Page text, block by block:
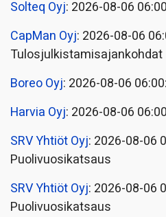
Solteq Oyj: 2026-08-06
CapMan Oyj: 2026-08-06
Tulosjulkistamisajankohdat
Boreo Oyj: 2026-08-06
Harvia Oyj: 2026-08-06
SRV Yhtiöt Oyj: 2026-08-06
Puolivuosikatsaus
SRV Yhtiöt Oyj: 2026-08-06
Puolivuosikatsaus